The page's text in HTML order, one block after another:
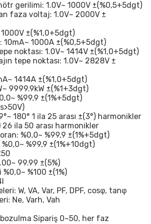
gerilimi: 1.0V~ 1000V ±(%0,5+5dgt)
faza voltaj: 1.0V~ 2000V ±
±(%1,0+5dgt)
10mA~ 1000A ±(%0,5+5dgt)
noktası: 1.0V~ 1414V ±(%1,0+5dgt)
tepe noktası: 1.0V~ 2828V ±
1414A ±(%1,0+5dgt)
9999.9kW ±(%1+3dgt)
%99,9 ±(1%+5dgt)
180° 1 ila 25 arası ±(3°) harmonikler
26 ila 50 arası harmonikler
%0,0~ %99,9 ±(1%+5dgt)
%99,9 ±(1%+10dgt)
99.99 ±(5%)
%100 ±(1%)
W, VA, Var, PF, DPF, cosφ, tanφ
Ne, Varh, Vah
Sipariş 0~50, her faz